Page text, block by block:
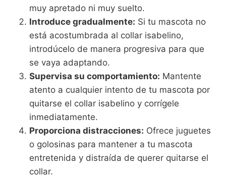
muy apretado ni muy suelto.
Introduce gradualmente: Si tu mascota no
está acostumbrada al collar isabelino,
introdúcelo de manera progresiva para que
se vaya adaptando.
Supervisa su comportamiento: Mantente
atento a cualquier intento de tu mascota por
quitarse el collar isabelino y corrígele
inmediatamente.
Proporciona distracciones: Ofrece juguetes
o golosinas para mantener a tu mascota
entretenida y distraída de querer quitarse el
collar.